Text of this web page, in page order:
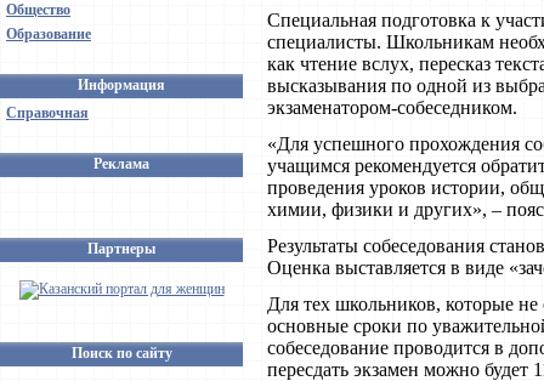
Общество
Образование
Информация
Справочная
Реклама
Партнеры
Поиск по сайту
Специальная подготовка к
специалисты. Школьникам
как чтение вслух, пересказ
высказывания по одной из
экзаменатором-собеседником.
«Для успешного прохождения
учащимся рекомендуется
проведения уроков истории,
химии, физики и других», –
Результаты собеседования
Оценка выставляется в виде
Для тех школьников, которые не
основные сроки по
собеседование проводится в
пересдать экзамен можно будет